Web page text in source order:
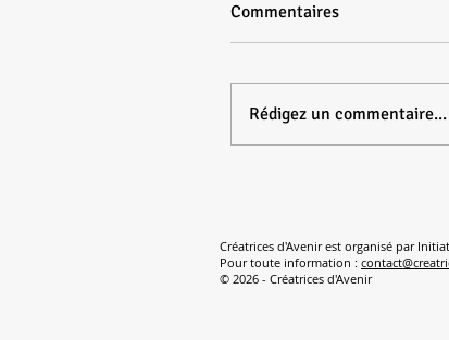
Commentaires
Rédigez un commentaire...
Créatrices d'Avenir est organisé par
Pour toute information :
© 2026 - Créatrices d'Avenir